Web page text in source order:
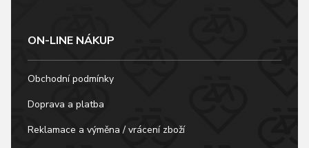
ON-LINE NÁKUP
Obchodní podmínky
Doprava a platba
Reklamace a výměna / vrácení zboží